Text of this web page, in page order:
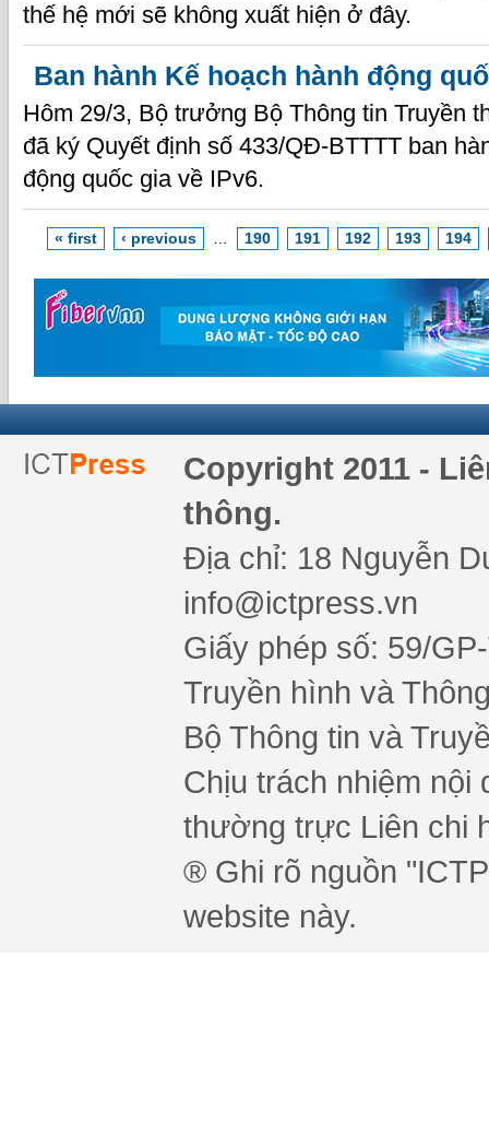
thế hệ mới sẽ không xuất hiện ở đây.
Ban hành Kế hoạch hành động
Hôm 29/3, Bộ trưởng Bộ Thông tin Truyền
đã ký Quyết định số 433/QĐ-BTTTT ban
động quốc gia về IPv6.
« first ‹ previous 190 191 192 193 194
Copyright 2011 -
thông.
Địa chỉ: 18 Nguyễn
info@ictpress.vn
Giấy phép số: 59/
Truyền hình và
Bộ Thông tin và
Chịu trách nhiệm nội
thường trực Liên chi
® Ghi rõ nguồn
website này.